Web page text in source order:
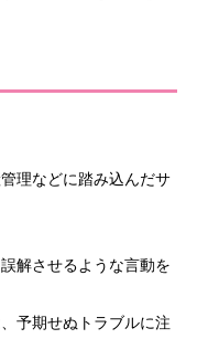
理などに踏み込んだサ
解させるような言動を
予期せぬトラブルに注